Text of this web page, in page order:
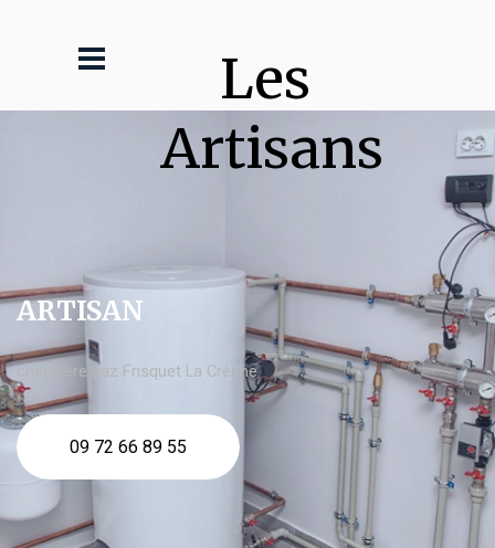
Les
Artisans
ARTISAN
chaudière gaz Frisquet La Crèche
09 72 66 89 55